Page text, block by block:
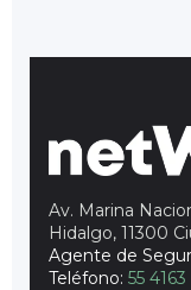
Av. Marina
Hidalgo, 11300
Agente de
Teléfono: 55